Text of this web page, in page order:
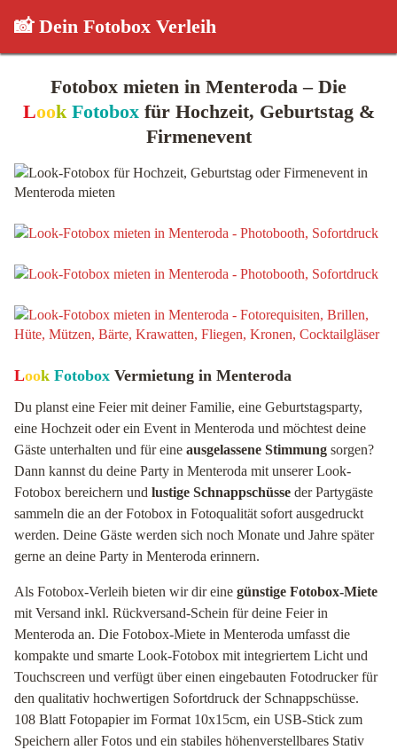
📸 Dein Fotobox Verleih
Fotobox mieten in Menteroda – Die
Look Fotoboxfür Hochzeit, Geburtstag &
Firmenevent
Look Fotobox Vermietung in Menteroda
Du planst eine Feier mit deiner Familie, eine Geburtstagsparty,
eine Hochzeit oder ein Event in Menteroda und möchtest deine
Gäste unterhalten und für eine ausgelassene Stimmung sorgen?
Dann kannst du deine Party in Menteroda mit unserer Look-
Fotobox bereichern und lustige Schnappschüsse der Partygäste
sammeln die an der Fotobox in Fotoqualität sofort ausgedruckt
werden. Deine Gäste werden sich noch Monate und Jahre später
gerne an deine Party in Menteroda erinnern.
Als Fotobox-Verleih bieten wir dir eine günstige Fotobox-Miete
mit Versand inkl. Rückversand-Schein für deine Feier in
Menteroda an. Die Fotobox-Miete in Menteroda umfasst die
kompakte und smarte Look-Fotobox mit integriertem Licht und
Touchscreen und verfügt über einen eingebauten Fotodrucker für
den qualitativ hochwertigen Sofortdruck der Schnappschüsse.
108 Blatt Fotopapier im Format 10x15cm, ein USB-Stick zum
Speichern aller Fotos und ein stabiles höhenverstellbares Stativ